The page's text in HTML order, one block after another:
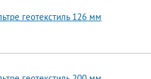
геотекстиль 126 мм